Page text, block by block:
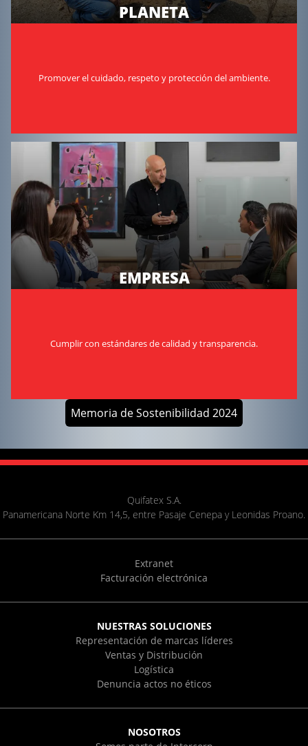
PLANETA
Promover el cuidado, respeto y protección del ambiente.
EMPRESA
Cumplir con estándares de calidad y transparencia.
Memoria de Sostenibilidad 2024
Quifatex S.A.
Panamericana Norte Km 14,5, entre Pasaje Cenepa y Leonidas Proano.
Extranet
Facturación electrónica
NUESTRAS SOLUCIONES
Representación de marcas líderes
Ventas y Distribución
Logística
Denuncia actos no éticos
NOSOTROS